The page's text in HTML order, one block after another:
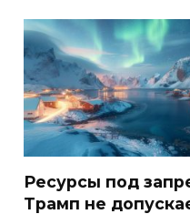
Ресурсы под
Трамп не